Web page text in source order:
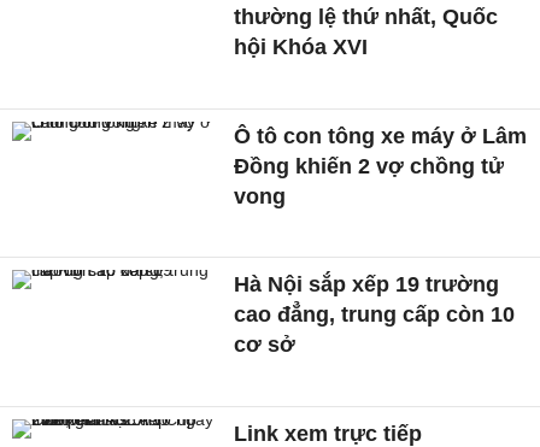
thường lệ thứ nhất, Quốc
hội Khóa XVI
Ô tô con tông xe máy ở Lâm
Đồng khiến 2 vợ chồng tử
vong
Hà Nội sắp xếp 19 trường
cao đẳng, trung cấp còn 10
cơ sở
Link xem trực tiếp